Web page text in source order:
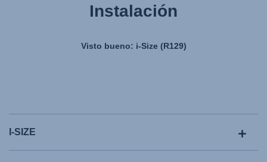
Instalación
Visto bueno: i-Size (R129)
I-SIZE